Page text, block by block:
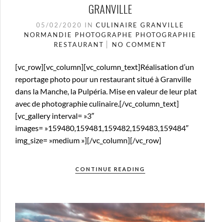
GRANVILLE
05/02/2020 IN CULINAIRE GRANVILLE
NORMANDIE PHOTOGRAPHE PHOTOGRAPHIE
RESTAURANT
NO COMMENT
[vc_row][vc_column][vc_column_text]Réalisation d’un
reportage photo pour un restaurant situé à Granville
dans la Manche, la Pulpéria. Mise en valeur de leur plat
avec de photographie culinaire.[/vc_column_text]
[vc_gallery interval= »3″
images= »159480,159481,159482,159483,159484″
img_size= »medium »][/vc_column][/vc_row]
CONTINUE READING